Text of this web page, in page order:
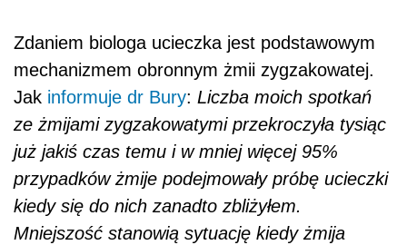
Zdaniem biologa ucieczka jest podstawowym
mechanizmem obronnym żmii zygzakowatej.
Jak informuje dr Bury: Liczba moich spotkań
ze żmijami zygzakowatymi przekroczyła tysiąc
już jakiś czas temu i w mniej więcej 95%
przypadków żmije podejmowały próbę ucieczki
kiedy się do nich zanadto zbliżyłem.
Mniejszość stanowią sytuację kiedy żmija